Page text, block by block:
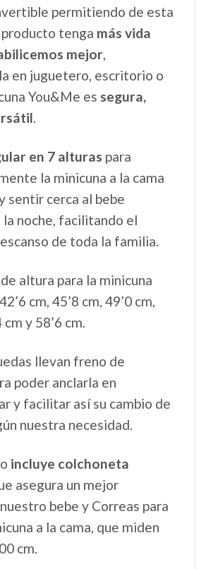
permitiendo de esta
tenga más vida
mejor,
en juguetero, escritorio o
You&Me es segura,
.
en 7 alturas para
la minicuna a la cama
sentir cerca al bebe
noche, facilitando el
de toda la familia.
altura para la minicuna
cm, 45’8 cm, 49’0 cm,
cm y 58’6 cm.
llevan freno de
poder anclarla en
y facilitar así su cambio de
nuestra necesidad.
incluye colchoneta
asegura un mejor
bebe y Correas para
a la cama, que miden
cm.